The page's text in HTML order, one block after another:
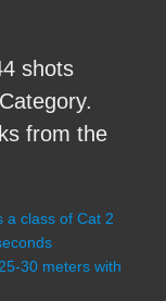
shots
from the
a class of Cat 2
30 meters with